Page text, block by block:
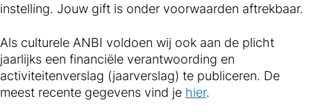
instelling. Jouw gift is onder voorwaarden aftrekbaar.
Als culturele ANBI voldoen wij ook aan de plicht
jaarlijks een financiële verantwoording en
activiteitenverslag (jaarverslag) te publiceren. De
meest recente gegevens vind je hier.